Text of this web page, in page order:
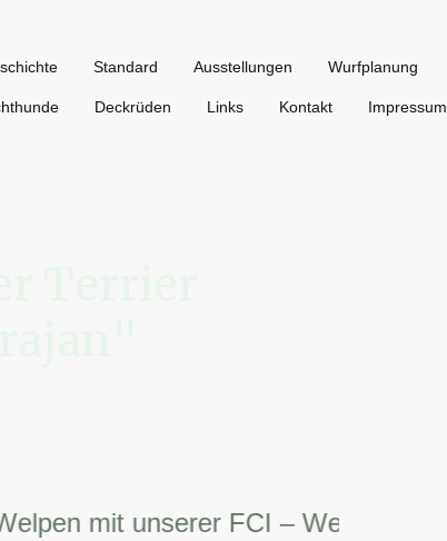
Standard Ausstellungen Wurfplanung
Deckrüden Links Kontakt Impressum
mit unserer FCI – Weltsiegerin.